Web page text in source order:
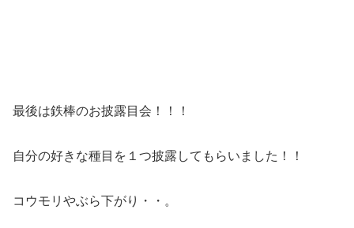
最後は鉄棒のお披露目会！！！
自分の好きな種目を１つ披露してもらいました！！
コウモリやぶら下がり・・。